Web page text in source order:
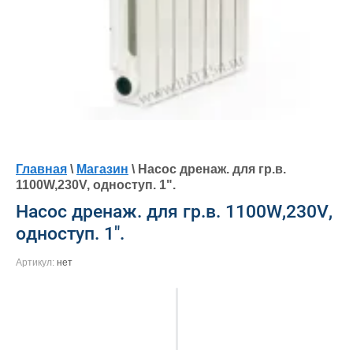
Главная \ Магазин \ Насос дренаж. для гр.в.
1100W,230V, одноступ. 1".
Насос дренаж. для гр.в. 1100W,230V,
одноступ. 1".
Артикул: нет